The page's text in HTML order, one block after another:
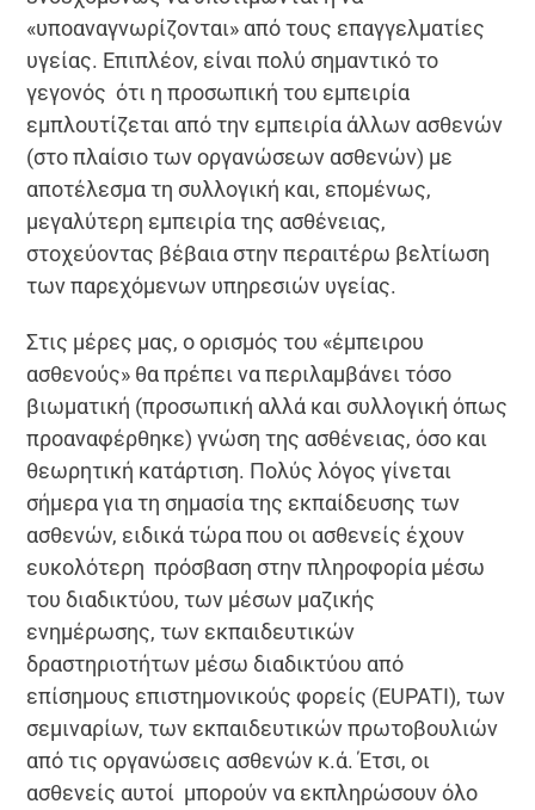
«υποαναγνωρίζονται» από τους επαγγελματίες
υγείας. Επιπλέον, είναι πολύ σημαντικό το
γεγονός ότι η προσωπική του εμπειρία
εμπλουτίζεται από την εμπειρία άλλων ασθενών
(στο πλαίσιο των οργανώσεων ασθενών) με
αποτέλεσμα τη συλλογική και, επομένως,
μεγαλύτερη εμπειρία της ασθένειας,
στοχεύοντας βέβαια στην περαιτέρω βελτίωση
των παρεχόμενων υπηρεσιών υγείας.
Στις μέρες μας, ο ορισμός του «έμπειρου
ασθενούς» θα πρέπει να περιλαμβάνει τόσο
βιωματική (προσωπική αλλά και συλλογική όπως
προαναφέρθηκε) γνώση της ασθένειας, όσο και
θεωρητική κατάρτιση. Πολύς λόγος γίνεται
σήμερα για τη σημασία της εκπαίδευσης των
ασθενών, ειδικά τώρα που οι ασθενείς έχουν
ευκολότερη πρόσβαση στην πληροφορία μέσω
του διαδικτύου, των μέσων μαζικής
ενημέρωσης, των εκπαιδευτικών
δραστηριοτήτων μέσω διαδικτύου από
επίσημους επιστημονικούς φορείς (ΕUPATI), των
σεμιναρίων, των εκπαιδευτικών πρωτοβουλιών
από τις οργανώσεις ασθενών κ.ά. Έτσι, οι
ασθενείς αυτοί μπορούν να εκπληρώσουν όλο